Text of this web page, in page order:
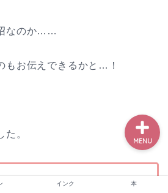
なのか……
もお伝えできるかと…！
。
通販 インク 本
MENU
本